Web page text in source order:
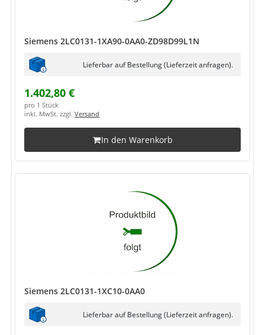
Siemens 2LC0131-1XA90-0AA0-ZD98D99L1N
Lieferbar auf Bestellung (Lieferzeit anfragen).
1.402,80 €
pro 1 Stück
inkl. MwSt. zzgl. Versand
In den Warenkorb
Siemens 2LC0131-1XC10-0AA0
Lieferbar auf Bestellung (Lieferzeit anfragen).